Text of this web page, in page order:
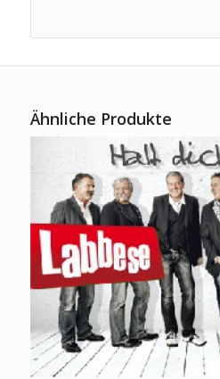
Ähnliche Produkte